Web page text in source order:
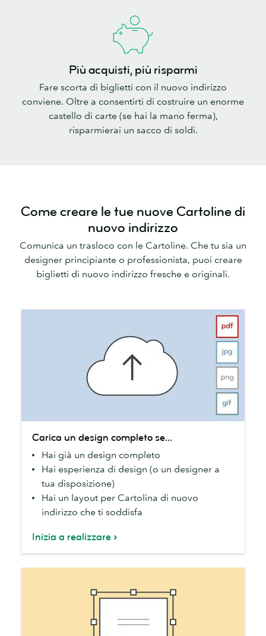
Più acquisti, più risparmi
Fare scorta di biglietti con il nuovo indirizzo
conviene. Oltre a consentirti di costruire un enorme
castello di carte (se hai la mano ferma),
risparmierai un sacco di soldi.
Come creare le tue nuove Cartoline di
nuovo indirizzo
Comunica un trasloco con le Cartoline. Che tu sia un
designer principiante o professionista, puoi creare
biglietti di nuovo indirizzo fresche e originali.
design
completo
Carica un design completo se...
Hai già un design completo
Hai esperienza di design (o un designer a
tua disposizione)
Hai un layout per Cartolina di nuovo
indirizzo che ti soddisfa
Inizia a realizzare